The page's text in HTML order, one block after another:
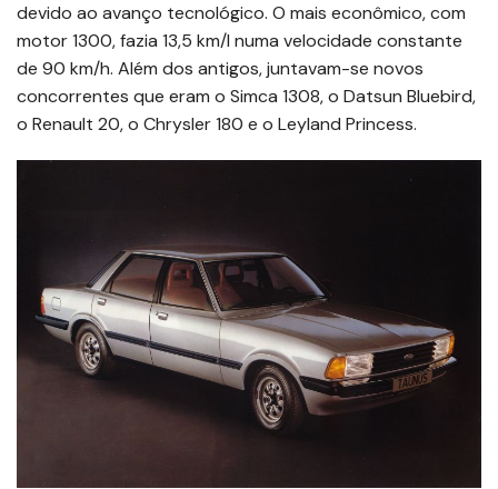
devido ao avanço tecnológico. O mais econômico, com
motor 1300, fazia 13,5 km/l numa velocidade constante
de 90 km/h. Além dos antigos, juntavam-se novos
concorrentes que eram o Simca 1308, o Datsun Bluebird,
o Renault 20, o Chrysler 180 e o Leyland Princess.